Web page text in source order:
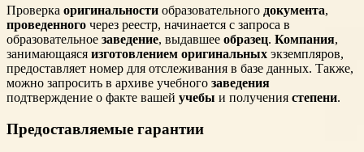
Проверка оригинальности образовательного документа,
проведенного через реестр, начинается с запроса в
образовательное заведение, выдавшее образец. Компания,
занимающаяся изготовлением оригинальных экземпляров,
предоставляет номер для отслеживания в базе данных. Также,
можно запросить в архиве учебного заведения
подтверждение о факте вашей учебы и получения степени.
Предоставляемые гарантии